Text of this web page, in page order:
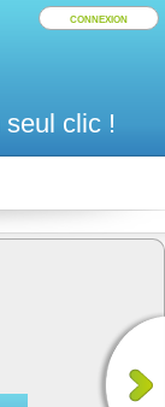
clic !
CONNEXION